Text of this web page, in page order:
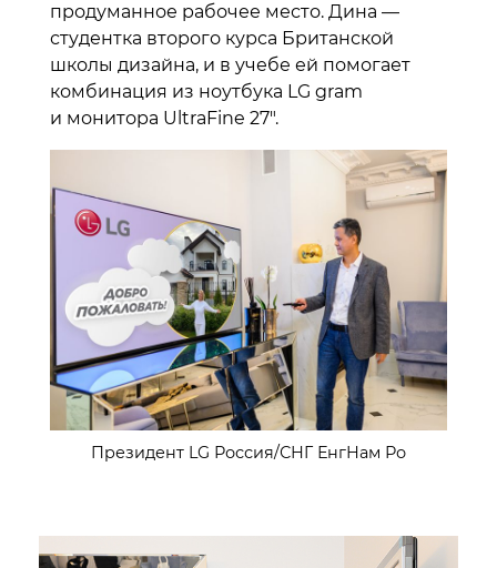
продуманное рабочее место. Дина —
студентка второго курса Британской
школы дизайна, и в учебе ей помогает
комбинация из ноутбука LG gram
и монитора UltraFine 27″.
Президент LG Россия/СНГ ЕнгНам Ро